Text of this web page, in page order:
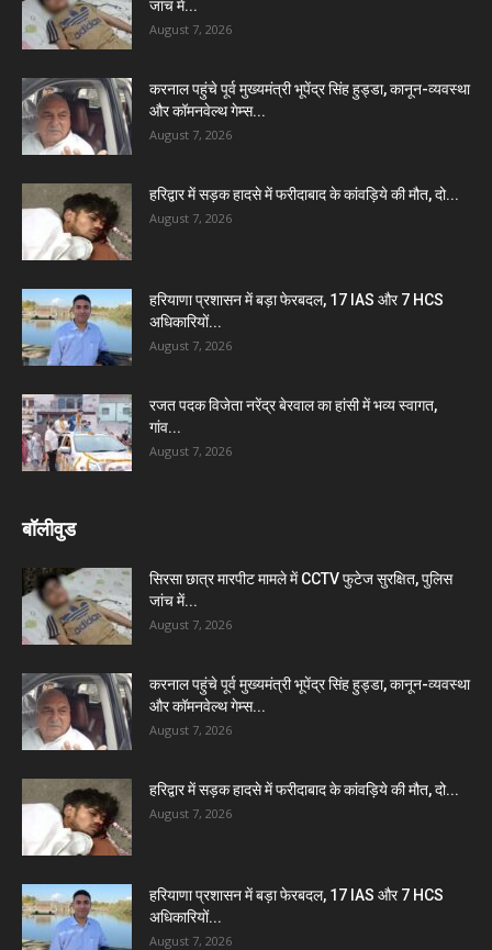
जांच में...
August 7, 2026
करनाल पहुंचे पूर्व मुख्यमंत्री भूपेंद्र सिंह हुड्डा, कानून-व्यवस्था
और कॉमनवेल्थ गेम्स...
August 7, 2026
हरिद्वार में सड़क हादसे में फरीदाबाद के कांवड़िये की मौत, दो...
August 7, 2026
हरियाणा प्रशासन में बड़ा फेरबदल, 17 IAS और 7 HCS
अधिकारियों...
August 7, 2026
रजत पदक विजेता नरेंद्र बेरवाल का हांसी में भव्य स्वागत,
गांव...
August 7, 2026
बॉलीवुड
सिरसा छात्र मारपीट मामले में CCTV फुटेज सुरक्षित, पुलिस
जांच में...
August 7, 2026
करनाल पहुंचे पूर्व मुख्यमंत्री भूपेंद्र सिंह हुड्डा, कानून-व्यवस्था
और कॉमनवेल्थ गेम्स...
August 7, 2026
हरिद्वार में सड़क हादसे में फरीदाबाद के कांवड़िये की मौत, दो...
August 7, 2026
हरियाणा प्रशासन में बड़ा फेरबदल, 17 IAS और 7 HCS
अधिकारियों...
August 7, 2026